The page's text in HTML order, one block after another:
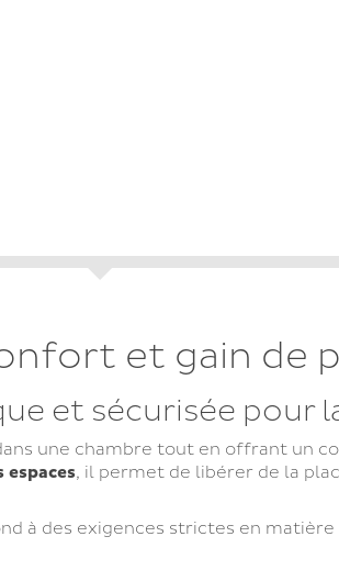
et gain de
et sécurisée pour
une chambre tout en offrant un
, il permet de libérer de la
à des exigences strictes en matière